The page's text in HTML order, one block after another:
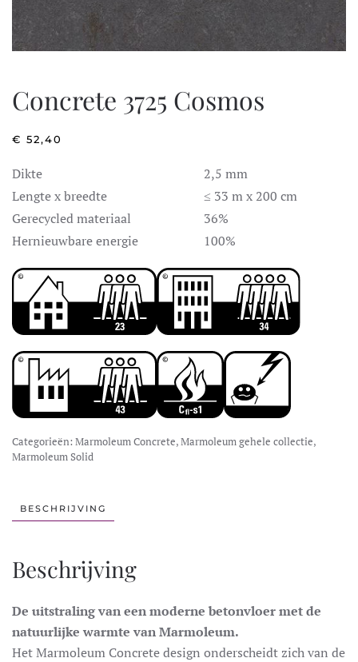
Concrete 3725 Cosmos
€ 52,40
Dikte
2,5 mm
Lengte x breedte
≤ 33 m x 200 cm
Gerecycled materiaal
36%
Hernieuwbare energie
100%
Categorieën: Marmoleum Concrete,Marmoleum gehele collectie,
Marmoleum Solid
BESCHRIJVING
Beschrijving
De uitstraling van een moderne betonvloer met de
natuurlijke warmte van Marmoleum.
Het Marmoleum Concrete design onderscheidt zich van de